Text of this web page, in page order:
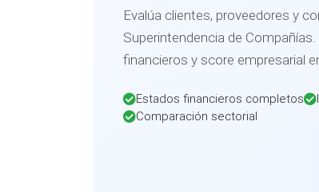
Evalúa clientes, proveedores y
Superintendencia de
financieros y score empresarial
Estados financieros completos
Comparación sectorial